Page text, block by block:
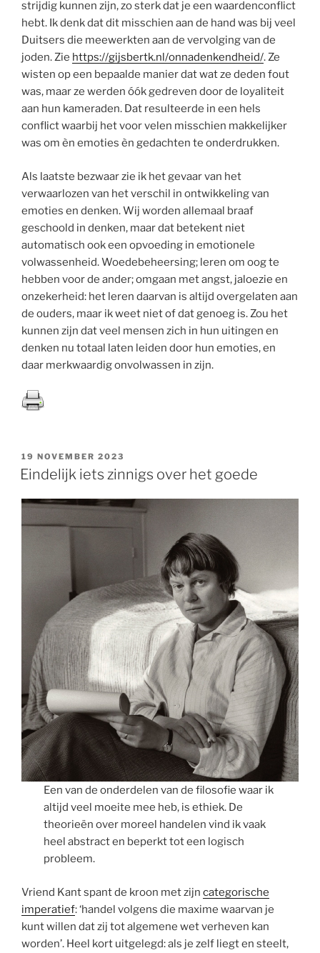
strijdig kunnen zijn, zo sterk dat je een waardenconflict
hebt. Ik denk dat dit misschien aan de hand was bij veel
Duitsers die meewerkten aan de vervolging van de
joden. Zie https://gijsbertk.nl/onnadenkendheid/. Ze
wisten op een bepaalde manier dat wat ze deden fout
was, maar ze werden óók gedreven door de loyaliteit
aan hun kameraden. Dat resulteerde in een hels
conflict waarbij het voor velen misschien makkelijker
was om èn emoties èn gedachten te onderdrukken.
Als laatste bezwaar zie ik het gevaar van het
verwaarlozen van het verschil in ontwikkeling van
emoties en denken. Wij worden allemaal braaf
geschoold in denken, maar dat betekent niet
automatisch ook een opvoeding in emotionele
volwassenheid. Woedebeheersing; leren om oog te
hebben voor de ander; omgaan met angst, jaloezie en
onzekerheid: het leren daarvan is altijd overgelaten aan
de ouders, maar ik weet niet of dat genoeg is. Zou het
kunnen zijn dat veel mensen zich in hun uitingen en
denken nu totaal laten leiden door hun emoties, en
daar merkwaardig onvolwassen in zijn.
GEPLAATST
OP
19 NOVEMBER 2023
Eindelijk iets zinnigs over het goede
Een van de onderdelen van de filosofie waar ik
altijd veel moeite mee heb, is ethiek. De
theorieën over moreel handelen vind ik vaak
heel abstract en beperkt tot een logisch
probleem.
Vriend Kant spant de kroon met zijn categorische
imperatief: ‘handel volgens die maxime waarvan je
kunt willen dat zij tot algemene wet verheven kan
worden’. Heel kort uitgelegd: als je zelf liegt en steelt,